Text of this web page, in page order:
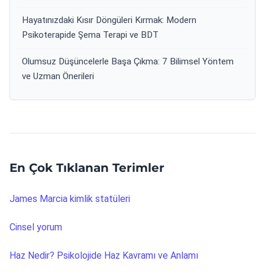
Hayatınızdaki Kısır Döngüleri Kırmak: Modern
Psikoterapide Şema Terapi ve BDT
Olumsuz Düşüncelerle Başa Çıkma: 7 Bilimsel Yöntem
ve Uzman Önerileri
En Çok Tıklanan Terimler
James Marcia kimlik statüleri
Cinsel yorum
Haz Nedir? Psikolojide Haz Kavramı ve Anlamı